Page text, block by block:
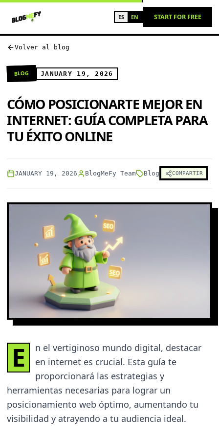
ES EN START FOR FREE
Volver al blog
BLOG JANUARY 19, 2026
CÓMO POSICIONARTE MEJOR EN
INTERNET: GUÍA COMPLETA PARA
TU ÉXITO ONLINE
JANUARY 19, 2026 BlogMeFy Team Blog COMPARTIR
E
n el vertiginoso mundo digital, destacar
en internet es crucial. Esta guía te
proporcionará las estrategias y
herramientas necesarias para lograr un
posicionamiento web óptimo, aumentando tu
visibilidad y atrayendo a tu audiencia ideal.